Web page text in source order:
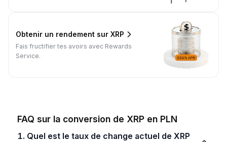
Obtenir un rendement sur XRP
Fais fructifier tes avoirs avec Rewards
Service.
FAQ sur la conversion de XRP en PLN
1. Quel est le taux de change actuel de XRP